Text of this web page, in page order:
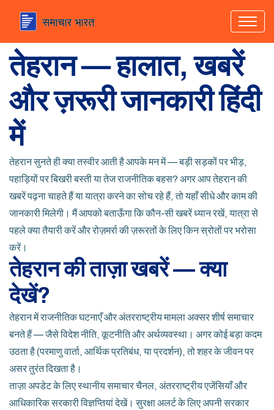
तेहरान — हालात, खबरें
और ज़रूरी जानकारी हिंदी
में
तेहरान सुनते ही क्या तस्वीर आती है आपके मन में — बड़ी सड़कों पर भीड़,
पहाड़ियों पर बिखरी बस्ती या तेज राजनीतिक बहस? अगर आप तेहरान की
खबरें पढ़ना चाहते हैं या यात्रा करने का सोच रहे हैं, तो यहाँ सीधे और काम की
जानकारी मिलेगी। मैं आपको बताऊँगा कि कौन-सी खबरें ध्यान रखें, यात्रा से
पहले क्या तैयारी करें और रोज़मर्रा की ज़रूरतों के लिए किन स्रोतों पर भरोसा
करें।
तेहरान की ताज़ा खबरें — क्या
देखें?
तेहरान में राजनीतिक घटनाएँ और अंतरराष्ट्रीय मामला अक्सर शीर्ष समाचार
बनते हैं — जैसे विदेश नीति, कूटनीति और अर्थव्यवस्था। अगर कोई बड़ा कदम
उठता है (परमाणु वार्ता, आर्थिक प्रतिबंध, या प्रदर्शन), तो शहर के जीवन पर
असर तुरंत दिखता है।
ताज़ा अपडेट के लिए स्थानीय समाचार चैनल, अंतरराष्ट्रीय एजेंसियाँ और
आधिकारिक सरकारी विज्ञप्तियां देखें। सुरक्षा अलर्ट के लिए अपनी सरकार